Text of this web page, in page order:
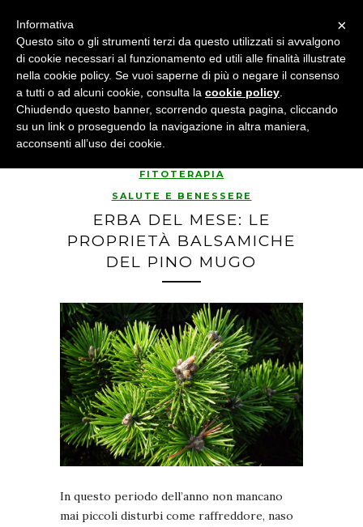
FITOTERAPIA
SALUTE E BENESSERE
ERBA DEL MESE: LE
PROPRIETÀ BALSAMICHE
DEL PINO MUGO
In questo periodo dell’anno non mancano
mai piccoli disturbi come raffreddore, naso
×
Informativa
Questo sito o gli strumenti terzi da questo utilizzati si avvalgono
di cookie necessari al funzionamento ed utili alle finalità illustrate
nella cookie policy. Se vuoi saperne di più o negare il consenso
a tutti o ad alcuni cookie, consulta la cookie policy
Chiudendo questo banner, scorrendo questa pagina, cliccando
su un link o proseguendo la navigazione in altra maniera,
acconsenti all’uso dei cookie.